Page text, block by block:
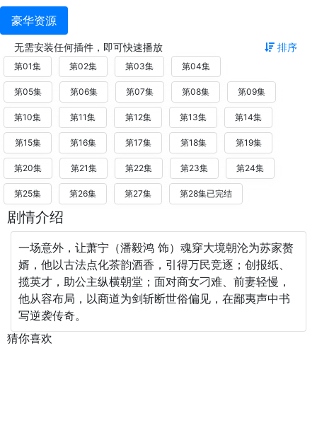
豪华资源
无需安装任何插件，即可快速播放 排序
第01集 第02集 第03集 第04集
第05集 第06集 第07集 第08集 第09集
第10集 第11集 第12集 第13集 第14集
第15集 第16集 第17集 第18集 第19集
第20集 第21集 第22集 第23集 第24集
第25集 第26集 第27集 第28集已完结
剧情介绍
一场意外，让萧宁（潘毅鸿 饰）魂穿大境朝沦为苏家赘
婿，他以古法点化茶韵酒香，引得万民竞逐；创报纸、
揽英才，助公主纵横朝堂；面对商女刁难、前妻轻慢，
他从容布局，以商道为剑斩断世俗偏见，在鄙夷声中书
写逆袭传奇。
猜你喜欢